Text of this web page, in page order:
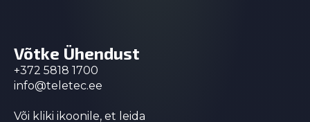
Võtke Ühendust
+372 5818 1700
info@teletec.ee
Või kliki ikoonile, et leida